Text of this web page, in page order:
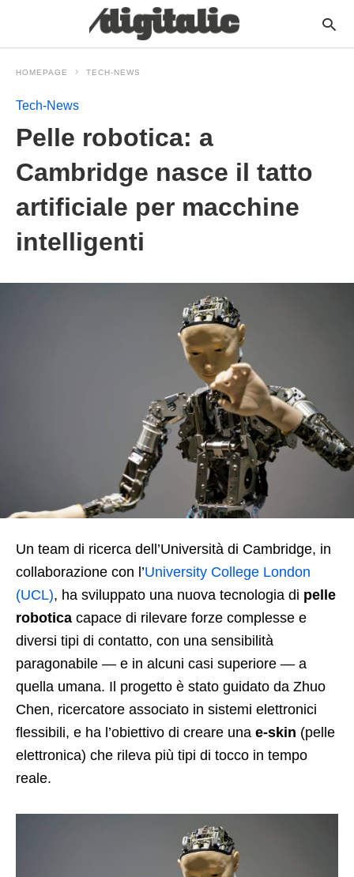
HOMEPAGE TECH-NEWS
Tech-News
Pelle robotica: a
Cambridge nasce il tatto
artificiale per macchine
intelligenti
Un team di ricerca dell’Università di Cambridge, in
collaborazione con l’University College London
(UCL), ha sviluppato una nuova tecnologia di pelle
robotica capace di rilevare forze complesse e
diversi tipi di contatto, con una sensibilità
paragonabile — e in alcuni casi superiore — a
quella umana. Il progetto è stato guidato da Zhuo
Chen, ricercatore associato in sistemi elettronici
flessibili, e ha l’obiettivo di creare una e-skin (pelle
elettronica) che rileva più tipi di tocco in tempo
reale.